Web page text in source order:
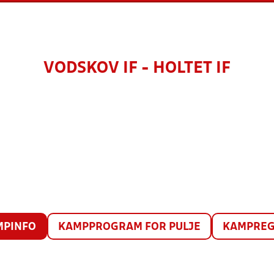
VODSKOV IF - HOLTET IF
KAMPPROGRAM FOR PULJE